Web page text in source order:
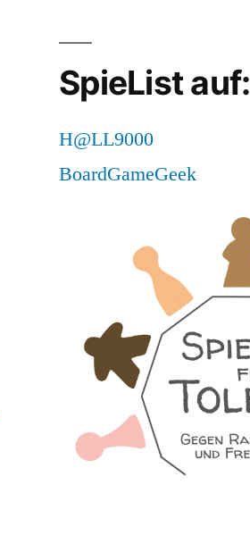
SpieList auf:
H@LL9000
BoardGameGeek